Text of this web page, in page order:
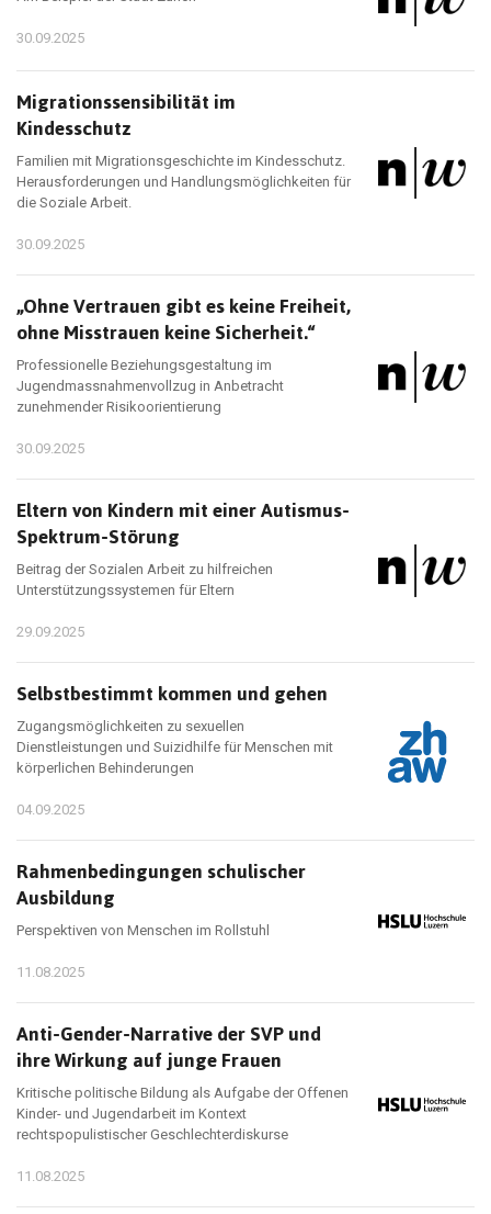
30.09.2025
Migrationssensibilität im
Kindesschutz
Familien mit Migrationsgeschichte im Kindesschutz.
Herausforderungen und Handlungsmöglichkeiten für
die Soziale Arbeit.
30.09.2025
„Ohne Vertrauen gibt es keine Freiheit,
ohne Misstrauen keine Sicherheit.“
Professionelle Beziehungsgestaltung im
Jugendmassnahmenvollzug in Anbetracht
zunehmender Risikoorientierung
30.09.2025
Eltern von Kindern mit einer Autismus-
Spektrum-Störung
Beitrag der Sozialen Arbeit zu hilfreichen
Unterstützungssystemen für Eltern
29.09.2025
Selbstbestimmt kommen und gehen
Zugangsmöglichkeiten zu sexuellen
Dienstleistungen und Suizidhilfe für Menschen mit
körperlichen Behinderungen
04.09.2025
Rahmenbedingungen schulischer
Ausbildung
Perspektiven von Menschen im Rollstuhl
11.08.2025
Anti-Gender-Narrative der SVP und
ihre Wirkung auf junge Frauen
Kritische politische Bildung als Aufgabe der Offenen
Kinder- und Jugendarbeit im Kontext
rechtspopulistischer Geschlechterdiskurse
11.08.2025